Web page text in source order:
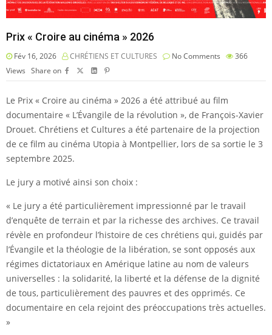
Prix « Croire au cinéma » 2026
Fév 16, 2026 CHRÉTIENS ET CULTURES No Comments
366
Views Share on
Le Prix « Croire au cinéma » 2026 a été attribué au film
documentaire « L’Évangile de la révolution », de François-Xavier
Drouet. Chrétiens et Cultures a été partenaire de la projection
de ce film au cinéma Utopia à Montpellier, lors de sa sortie le 3
septembre 2025.
Le jury a motivé ainsi son choix :
« Le jury a été particulièrement impressionné par le travail
d’enquête de terrain et par la richesse des archives. Ce travail
révèle en profondeur l’histoire de ces chrétiens qui, guidés par
l’Évangile et la théologie de la libération, se sont opposés aux
régimes dictatoriaux en Amérique latine au nom de valeurs
universelles : la solidarité, la liberté et la défense de la dignité
de tous, particulièrement des pauvres et des opprimés. Ce
documentaire en cela rejoint des préoccupations très actuelles.
»